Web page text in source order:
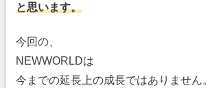
と思います。
今回の、
NEWWORLDは
今までの延長上の成長ではありません。